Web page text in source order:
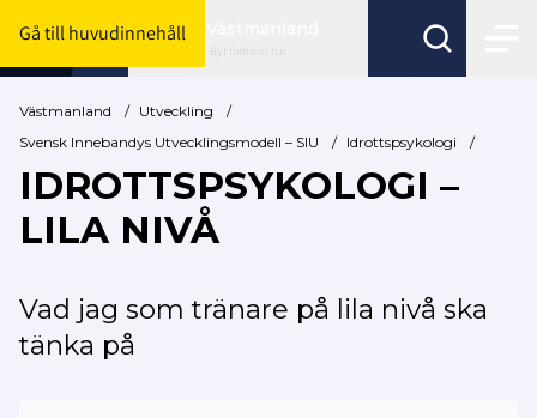
Gå till huvudinnehåll
Byt förbund här
Västmanland / Utveckling
/
Svensk Innebandys Utvecklingsmodell – SIU
/ Idrottspsykologi /
IDROTTSPSYKOLOGI –
LILA NIVÅ
Vad jag som tränare på lila nivå ska
tänka på